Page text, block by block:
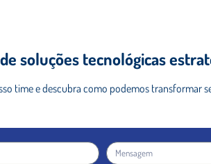
soluções tecnológicas
time e descubra como podemostransformar